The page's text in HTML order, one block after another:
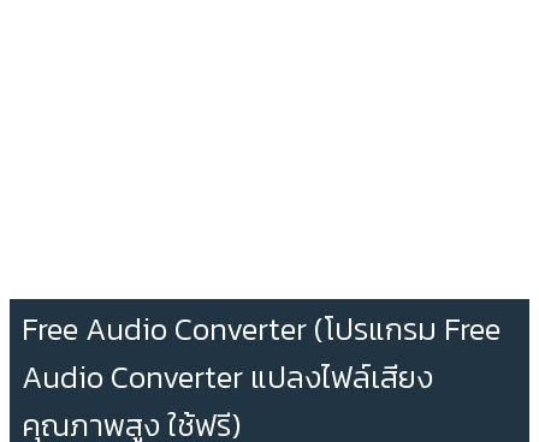
Free Audio Converter (โปรแกรม Free
Audio Converter แปลงไฟล์เสียง
คุณภาพสูง ใช้ฟรี)